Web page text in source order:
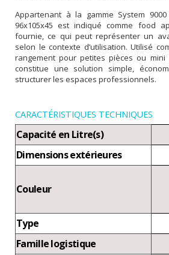
Appartenant à la gamme System
96x105x45 est indiqué comme food
fournie, ce qui peut représenter un
selon le contexte d’utilisation. Utilisé
rangement pour petites pièces ou
constitue une solution simple,
structurer les espaces professionnels.
CARACTÉRISTIQUES TECHNIQUES
Capacité en Litre(s)
Dimensions extérieures
Couleur
Type
Famille logistique